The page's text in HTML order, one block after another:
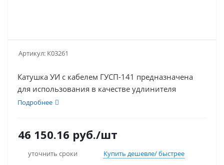
Артикул: К03261
Катушка УИ с кабелем ГУСП-141 предназначена
для использования в качестве удлинителя
Подробнее
46 150.16 руб./шт
уточнить сроки Купить дешевле/ быстрее